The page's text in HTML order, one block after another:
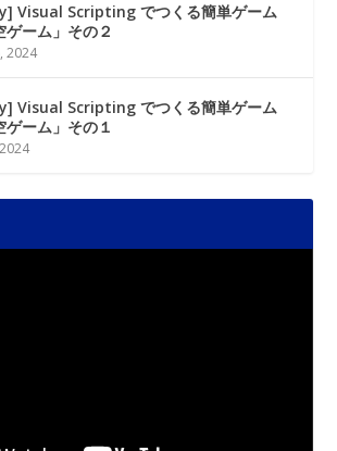
Visual Scripting でつくる簡単ゲーム
ゲーム」その２
2024
Visual Scripting でつくる簡単ゲーム
ゲーム」その１